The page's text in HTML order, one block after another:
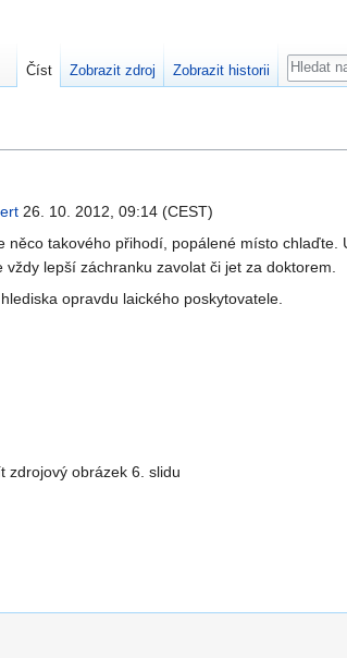
26. 10. 2012, 09:14 (CEST)
takového přihodí, popálené místo chlaďte.
lepší záchranku zavolat či jet za doktorem.
opravdu laického poskytovatele.
zdrojový obrázek 6. slidu
Číst Zobrazit zdroj Zobrazit historii